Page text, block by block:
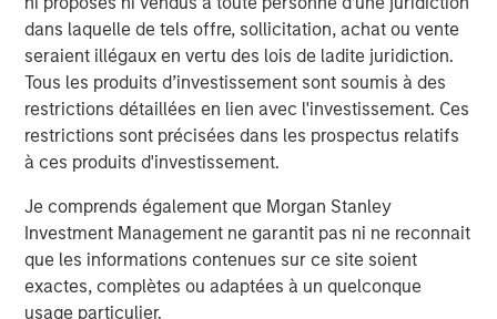
dans laquelle de tels offre, sollicitation, achat ou vente
seraient illégaux en vertu des lois de ladite juridiction.
Tous les produits d’investissement sont soumis à des
restrictions détaillées en lien avec l'investissement. Ces
restrictions sont précisées dans les prospectus relatifs
à ces produits d'investissement.
Je comprends également que Morgan Stanley
Investment Management ne garantit pas ni ne reconnait
que les informations contenues sur ce site soient
exactes, complètes ou adaptées à un quelconque
usage particulier.
défensifs, comme les biens de consommation de base (-9
%) et la santé (-8 %), ont sous-performé l’ensemble du
marché, pénalisés par le choc pétrolier et les inquiétudes
liées à l’inflation, aux chaînes d’approvisionnement et au
recul des anticipations de baisse des taux à court terme.
Au 10 avril, les marchés ont récupéré la majeure partie
des pertes de mars à la faveur d’un cessez-le-feu, mais
les perspectives demeurent très incertaines.
Les valeurs immatérielles délaissées
Le trimestre n’a pas été marqué que par la guerre. Le
lancement en février par Anthropic de sa gamme d’outils